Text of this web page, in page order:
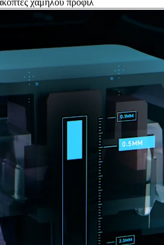
χαμηλού προφίλ